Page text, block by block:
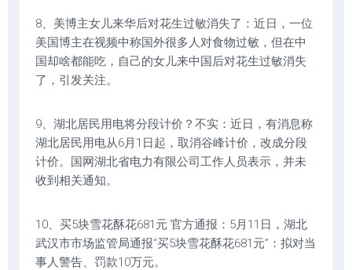
8、美博主女儿来华后对花生过敏消失了：近日，一位
美国博主在视频中称国外很多人对食物过敏，但在中
国却啥都能吃，自己的女儿来中国后对花生过敏消失
了，引发关注。
9、湖北居民用电将分段计价？不实：近日，有消息称
湖北居民用电从6月1日起，取消谷峰计价，改成分段
计价。国网湖北省电力有限公司工作人员表示，并未
收到相关通知。
10、买5块雪花酥花681元 官方通报：5月11日，湖北
武汉市市场监管局通报“买5块雪花酥花681元”：拟对当
事人警告、罚款10万元。